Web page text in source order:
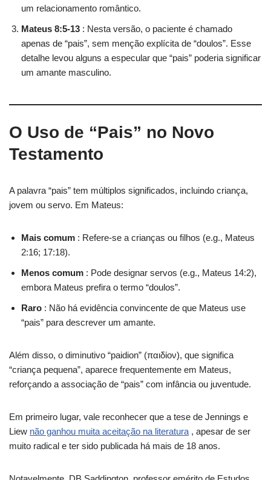
um relacionamento romântico.
Mateus 8:5-13 : Nesta versão, o paciente é chamado
apenas de “pais”, sem menção explícita de “doulos”. Esse
detalhe levou alguns a especular que “pais” poderia significar
um amante masculino.
O Uso de “Pais” no Novo
Testamento
A palavra “pais” tem múltiplos significados, incluindo criança,
jovem ou servo. Em Mateus:
Mais comum : Refere-se a crianças ou filhos (e.g., Mateus
2:16; 17:18).
Menos comum : Pode designar servos (e.g., Mateus 14:2),
embora Mateus prefira o termo “doulos”.
Raro : Não há evidência convincente de que Mateus use
“pais” para descrever um amante.
Além disso, o diminutivo “paidion” (παιδίον), que significa
“criança pequena”, aparece frequentemente em Mateus,
reforçando a associação de “pais” com infância ou juventude.
Em primeiro lugar, vale reconhecer que a tese de Jennings e
Liew não ganhou muita aceitação na literatura , apesar de ser
muito radical e ter sido publicada há mais de 18 anos.